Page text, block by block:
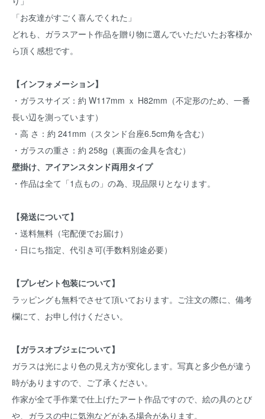
「お友達がすごく喜んでくれた」
どれも、ガラスアート作品を贈り物に選んでいただいたお客様か
ら頂く感想です。
【インフォメーション】
・ガラスサイズ：約 W117mm ｘ H82mm（不定形のため、一番
長い辺を測っています）
・高 さ：約 241mm（スタンド台座6.5cm角を含む）
・ガラスの重さ：約 258g（裏面の金具を含む）
壁掛け、アイアンスタンド両用タイプ
・作品は全て「1点もの」の為、現品限りとなります。
【発送について】
・送料無料（宅配便でお届け）
・日にち指定、代引き可(手数料別途必要）
【プレゼント包装について】
ラッピングも無料でさせて頂いております。ご注文の際に、備考
欄にて、お申し付けください。
【ガラスオブジェについて】
ガラスは光により色の見え方が変化します。写真と多少色が違う
時がありますので、ご了承ください。
作家が全て手作業で仕上げたアート作品ですので、絵の具のとび
や、ガラスの中に気泡などがある場合があります。